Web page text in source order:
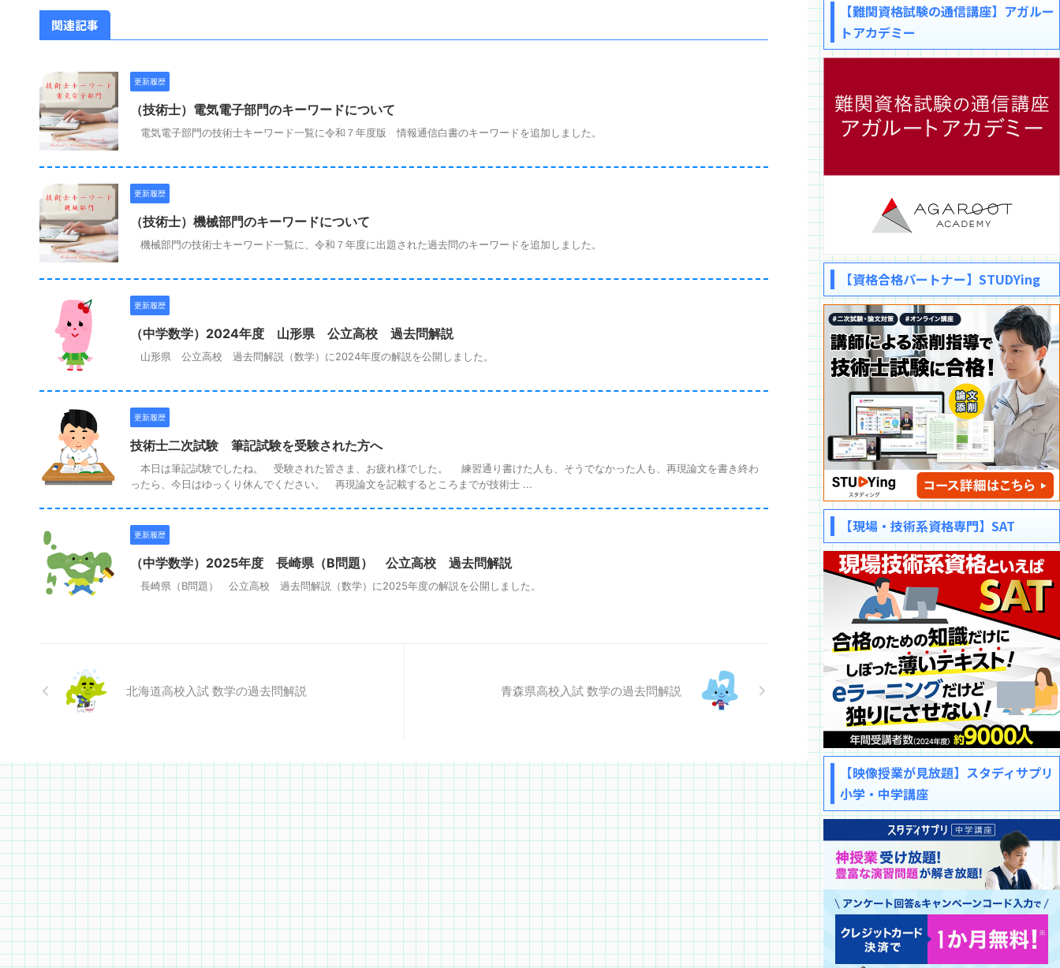
関連記事
更新履歴
（技術士）電気電子部門のキーワードについて
電気電子部門の技術士キーワード一覧に令和７年度版 情報通信白書のキーワードを追加しました。
更新履歴
（技術士）機械部門のキーワードについて
機械部門の技術士キーワード一覧に、令和７年度に出題された過去問のキーワードを追加しました。
更新履歴
（中学数学）2024年度 山形県 公立高校 過去問解説
山形県 公立高校 過去問解説（数学）に2024年度の解説を公開しました。
更新履歴
技術士二次試験 筆記試験を受験された方へ
本日は筆記試験でしたね。 受験された皆さま、お疲れ様でした。 練習通り書けた人も、そうでなかった人も、再現論文を書き終わ
ったら、今日はゆっくり休んでください。 再現論文を記載するところまでが技術士 ...
更新履歴
（中学数学）2025年度 長崎県（B問題） 公立高校 過去問解説
長崎県（B問題） 公立高校 過去問解説（数学）に2025年度の解説を公開しました。
北海道高校入試 数学の過去問解説 青森県高校入試 数学の過去問解説
【難関資格試験の通信講座】アガルー
トアカデミー
【資格合格パートナー】STUDYing
【現場・技術系資格専門】SAT
【映像授業が見放題】スタディサプリ
小学・中学講座